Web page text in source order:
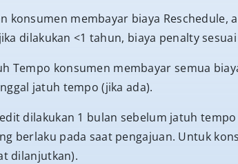
konsumen membayar biaya
dilakukan <1 tahun, biaya penalty
Tempo konsumen membayar semua
jatuh tempo (jika ada).
dilakukan 1 bulan sebelum jatuh
berlaku pada saat pengajuan. Untuk
dilanjutkan).